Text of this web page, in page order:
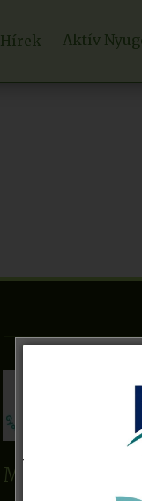
Hírek Aktív
MoSa